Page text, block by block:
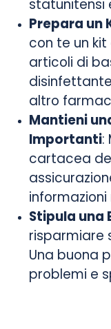
statunitensi
Prepara un
con te un
articoli di
altro
Mantieni
Importanti:
cartacea
informazioni
Stipula una
risparmiare
Una buona
problemi e